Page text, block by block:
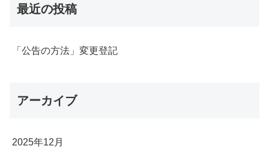
最近の投稿
「公告の方法」変更登記
アーカイブ
2025年12月